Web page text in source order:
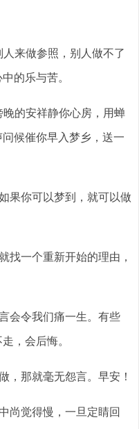
来做参照，别人做不了
的乐与苦。
的安祥静你心房，用蝉
候催你早入梦乡，送一
果你可以梦到，就可以做
找一个重新开始的理由，
会令我们痛一生。有些
，会后悔。
，那就毫无怨言。早安！
尚觉得慢，一旦定睛回